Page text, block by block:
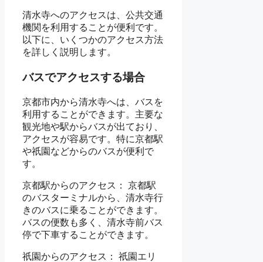
清水寺へのアクセスは、公共交通
機関を利用することが便利です。
以下に、いくつかのアクセス方法
を詳しく説明します。
バスでアクセスする場合
京都市内から清水寺へは、バスを
利用することができます。主要な
観光地や駅からバスが出ており、
アクセスが容易です。特に京都駅
や祇園などからのバスが便利で
す。
京都駅からのアクセス： 京都駅
のバスターミナルから、清水寺行
きのバスに乗ることができます。
バスの便数も多く、清水寺前バス
停で下車することができます。
祇園からのアクセス： 祇園エリ